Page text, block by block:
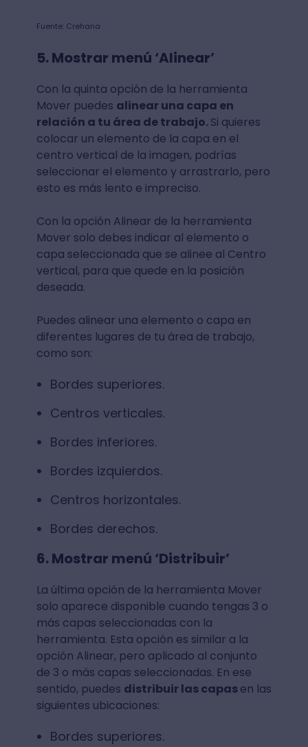
Fuente: Crehana
5. Mostrar menú ‘Alinear’
Con la quinta opción de la herramienta
Mover puedes alinear una capa en
relación a tu área de trabajo.Si quieres
colocar un elemento de la capa en el
centro vertical de la imagen, podrías
seleccionar el elemento y arrastrarlo, pero
esto es más lento e impreciso.
Con la opción Alinear de la herramienta
Mover solo debes indicar al elemento o
capa seleccionada que se alinee al Centro
vertical, para que quede en la posición
deseada.
Puedes alinear una elemento o capa en
diferentes lugares de tu área de trabajo,
como son:
Bordes superiores.
Centros verticales.
Bordes inferiores.
Bordes izquierdos.
Centros horizontales.
Bordes derechos.
6. Mostrar menú ‘Distribuir’
La última opción de la herramienta Mover
solo aparece disponible cuando tengas 3 o
más capas seleccionadas con la
herramienta. Esta opción es similar a la
opción Alinear, pero aplicado al conjunto
de 3 o más capas seleccionadas. En ese
sentido, puedes distribuir las capasen las
siguientes ubicaciones:
Bordes superiores.